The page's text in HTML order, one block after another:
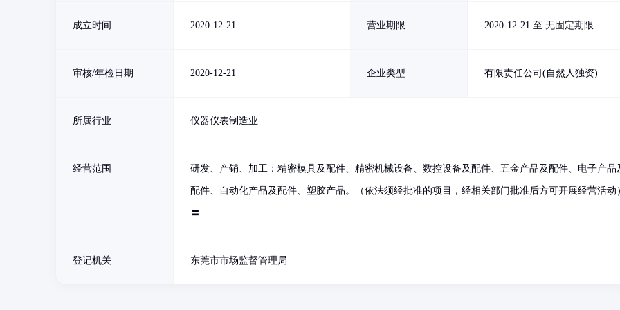
成立时间 2020-12-21 营业期限 2020-12-21 至 无固定期限
审核/年检日期 2020-12-21 企业类型 有限责任公司(自然人独资)
所属行业 仪器仪表制造业
经营范围 研发、产销、加工：精密模具及配件、精密机械设备、数控设备及配件、五金产品及配件、电子产品
配件、自动化产品及配件、塑胶产品。（依法须经批准的项目，经相关部门批准后方可开展经营活动
〓
登记机关 东莞市市场监督管理局